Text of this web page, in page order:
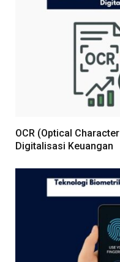
OCR (Optical
Digitalisasi Keuangan